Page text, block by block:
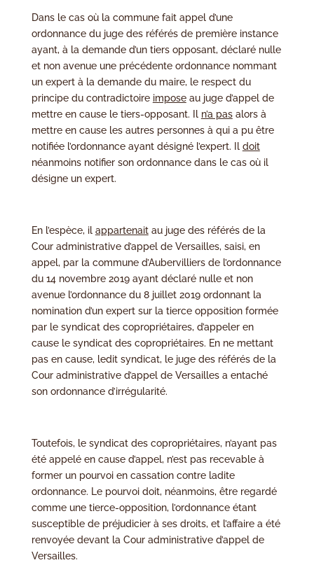
Dans le cas où la commune fait appel d’une
ordonnance du juge des référés de première instance
ayant, à la demande d’un tiers opposant, déclaré nulle
et non avenue une précédente ordonnance nommant
un expert à la demande du maire, le respect du
principe du contradictoire imposeau juge d’appel de
mettre en cause le tiers-opposant. Il n’a pasalors à
mettre en cause les autres personnes à qui a pu être
notifiée l’ordonnance ayant désigné l’expert. Il doit
néanmoins notifier son ordonnance dans le cas où il
désigne un expert.
En l’espèce, il appartenaitau juge des référés de la
Cour administrative d’appel de Versailles, saisi, en
appel, par la commune d’Aubervilliers de l’ordonnance
du 14 novembre 2019 ayant déclaré nulle et non
avenue l’ordonnance du 8 juillet 2019 ordonnant la
nomination d’un expert sur la tierce opposition formée
par le syndicat des copropriétaires, d’appeler en
cause le syndicat des copropriétaires. En ne mettant
pas en cause, ledit syndicat, le juge des référés de la
Cour administrative d’appel de Versailles a entaché
son ordonnance d’irrégularité.
Toutefois, le syndicat des copropriétaires, n’ayant pas
été appelé en cause d’appel, n’est pas recevable à
former un pourvoi en cassation contre ladite
ordonnance. Le pourvoi doit, néanmoins, être regardé
comme une tierce-opposition, l’ordonnance étant
susceptible de préjudicier à ses droits, et l’affaire a été
renvoyée devant la Cour administrative d’appel de
Versailles.